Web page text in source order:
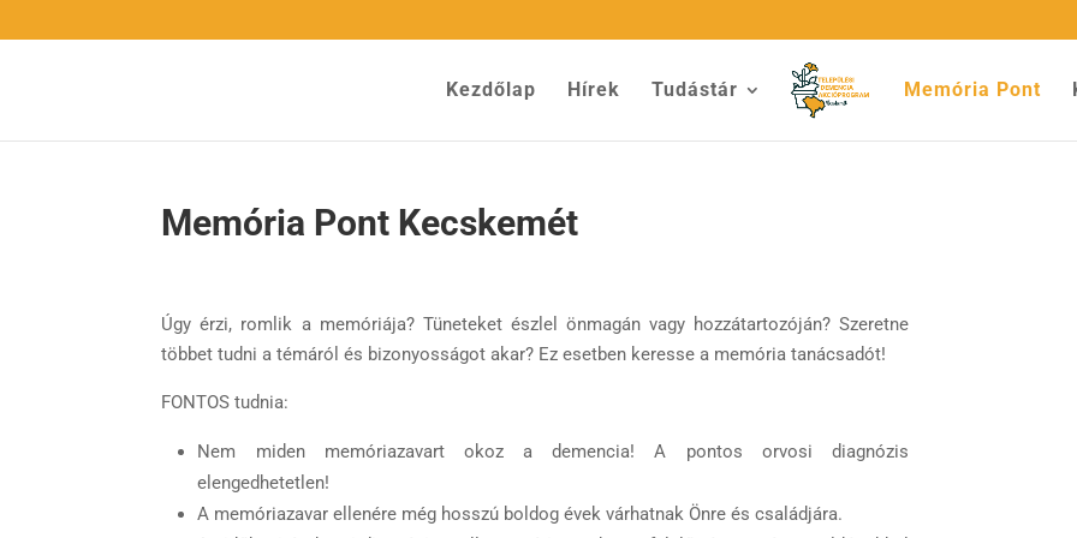
Kezdőlap Hírek Tudástár Memória Pont
Memória Pont Kecskemét
Úgy érzi, romlik a memóriája? Tüneteket észlel önmagán vagy hozzátartozóján? Szeretne
többet tudni a témáról és bizonyosságot akar? Ez esetben keresse a memória tanácsadót!
FONTOS tudnia:
Nem miden memóriazavart okoz a demencia! A pontos orvosi diagnózis
elengedhetetlen!
A memóriazavar ellenére még hosszú boldog évek várhatnak Önre és családjára.